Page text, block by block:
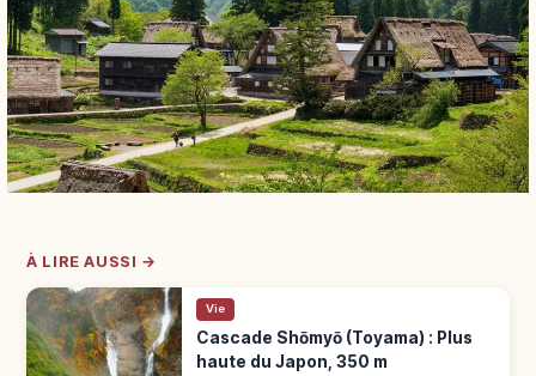
À LIRE AUSSI →
Vie
Cascade Shōmyō (Toyama) : Plus
haute du Japon, 350 m